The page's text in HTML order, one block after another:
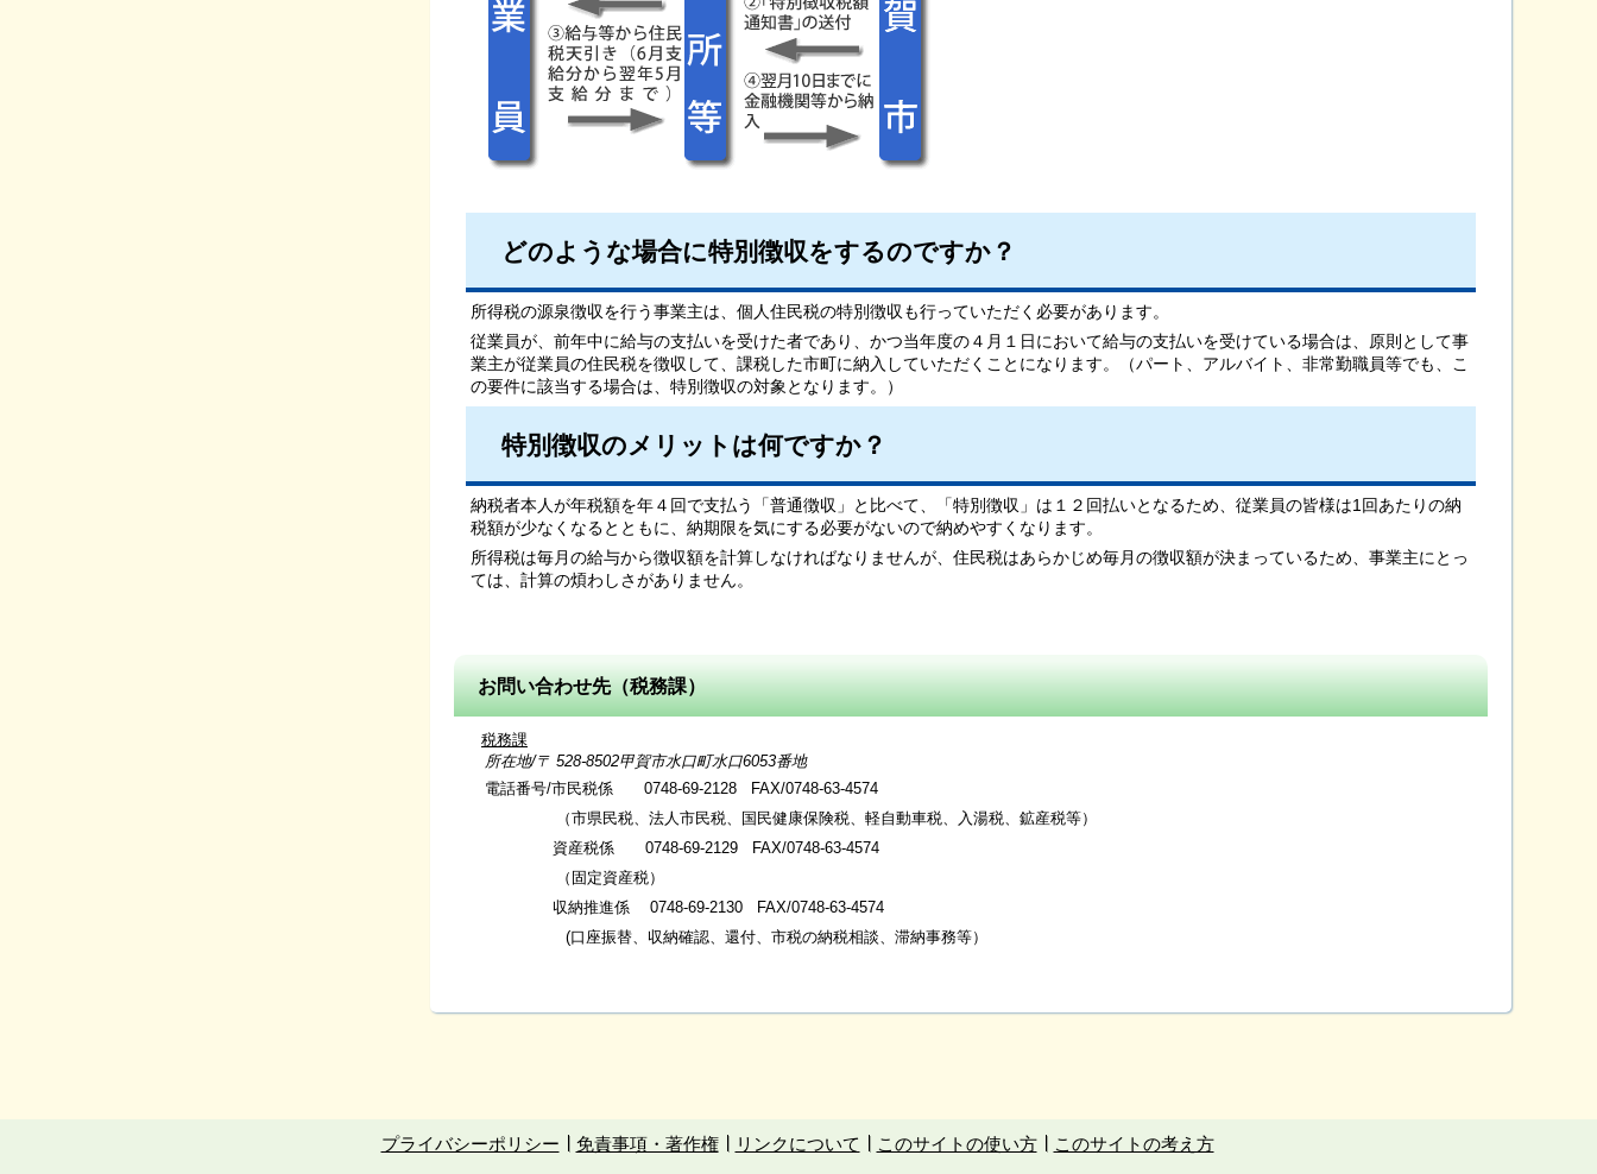
どのような場合に特別徴収をするのですか？
所得税の源泉徴収を行う事業主は、個人住民税の特別徴収も行っていただく必要があります。
従業員が、前年中に給与の支払いを受けた者であり、かつ当年度の４月１日において給与の支払いを受けている場合は、原則として事
業主が従業員の住民税を徴収して、課税した市町に納入していただくことになります。（パート、アルバイト、非常勤職員等でも、こ
の要件に該当する場合は、特別徴収の対象となります。）
特別徴収のメリットは何ですか？
納税者本人が年税額を年４回で支払う「普通徴収」と比べて、「特別徴収」は１２回払いとなるため、従業員の皆様は1回あたりの納
税額が少なくなるとともに、納期限を気にする必要がないので納めやすくなります。
所得税は毎月の給与から徴収額を計算しなければなりませんが、住民税はあらかじめ毎月の徴収額が決まっているため、事業主にとっ
ては、計算の煩わしさがありません。
お問い合わせ先（税務課）
税務課
所在地/〒 528-8502甲賀市水口町水口6053番地
電話番号/市民税係 0748-69-2128 FAX/0748-63-4574
（市県民税、法人市民税、国民健康保険税、軽自動車税、入湯税、鉱産税等）
資産税係 0748-69-2129 FAX/0748-63-4574
（固定資産税）
収納推進係
0748-69-2130 FAX/0748-63-4574
(口座振替、収納確認、還付、市税の納税相談、滞納事務等）
プライバシーポリシー 免責事項・著作権 リンクについて このサイトの使い方 このサイトの考え方